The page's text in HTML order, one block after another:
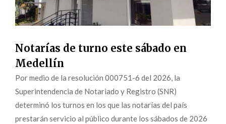
Notarías de turno este sábado en
Medellín
Por medio de la resolución 000751-6 del 2026, la
Superintendencia de Notariado y Registro (SNR)
determinó los turnos en los que las notarías del país
prestarán servicio al público durante los sábados de 2026